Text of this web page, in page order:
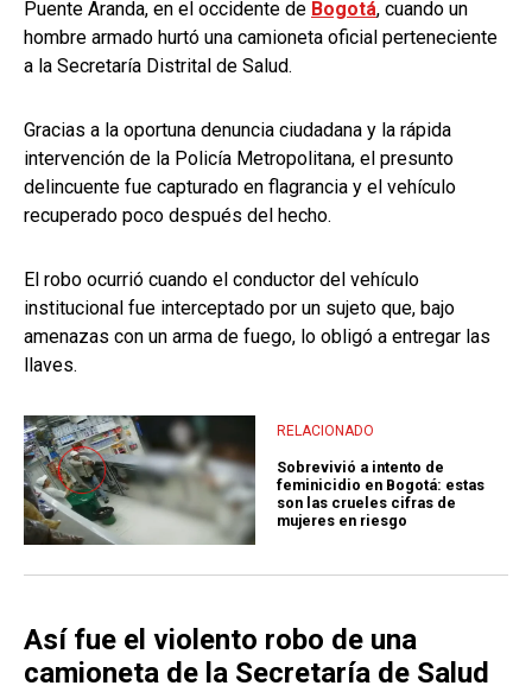
Puente Aranda, en el occidente de Bogotá, cuando un
hombre armado hurtó una camioneta oficial perteneciente
a la Secretaría Distrital de Salud.
Gracias a la oportuna denuncia ciudadana y la rápida
intervención de la Policía Metropolitana, el presunto
delincuente fue capturado en flagrancia y el vehículo
recuperado poco después del hecho.
El robo ocurrió cuando el conductor del vehículo
institucional fue interceptado por un sujeto que, bajo
amenazas con un arma de fuego, lo obligó a entregar las
llaves.
RELACIONADO
Sobrevivió a intento de
feminicidio en Bogotá: estas
son las crueles cifras de
mujeres en riesgo
Así fue el violento robo de una
camioneta de la Secretaría de Salud